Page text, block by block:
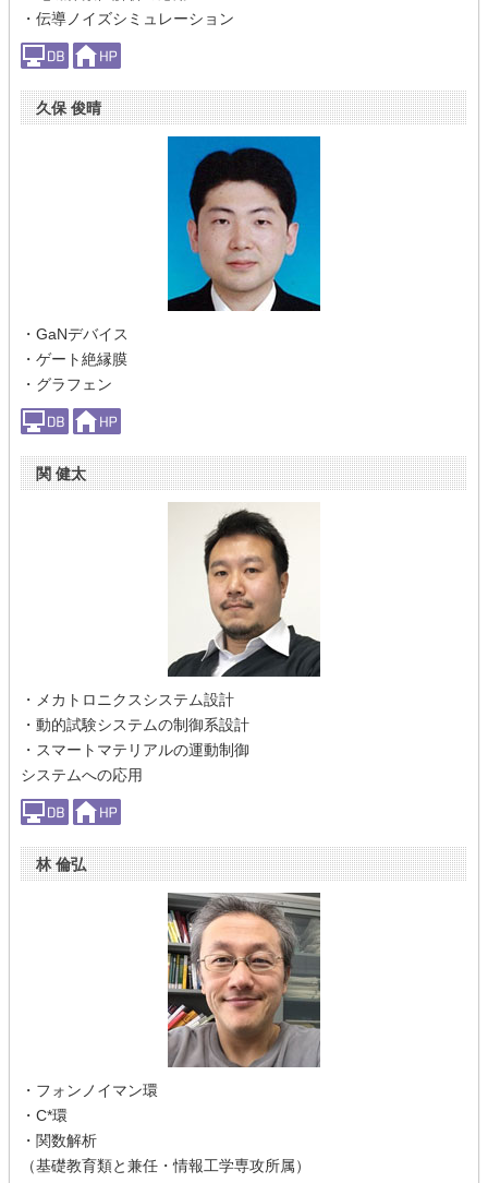
・伝導ノイズシミュレーション
久保 俊晴
・GaNデバイス
・ゲート絶縁膜
・グラフェン
関 健太
・メカトロニクスシステム設計
・動的試験システムの制御系設計
・スマートマテリアルの運動制御
システムへの応用
林 倫弘
・フォンノイマン環
・C*環
・関数解析
（基礎教育類と兼任・情報工学専攻所属）